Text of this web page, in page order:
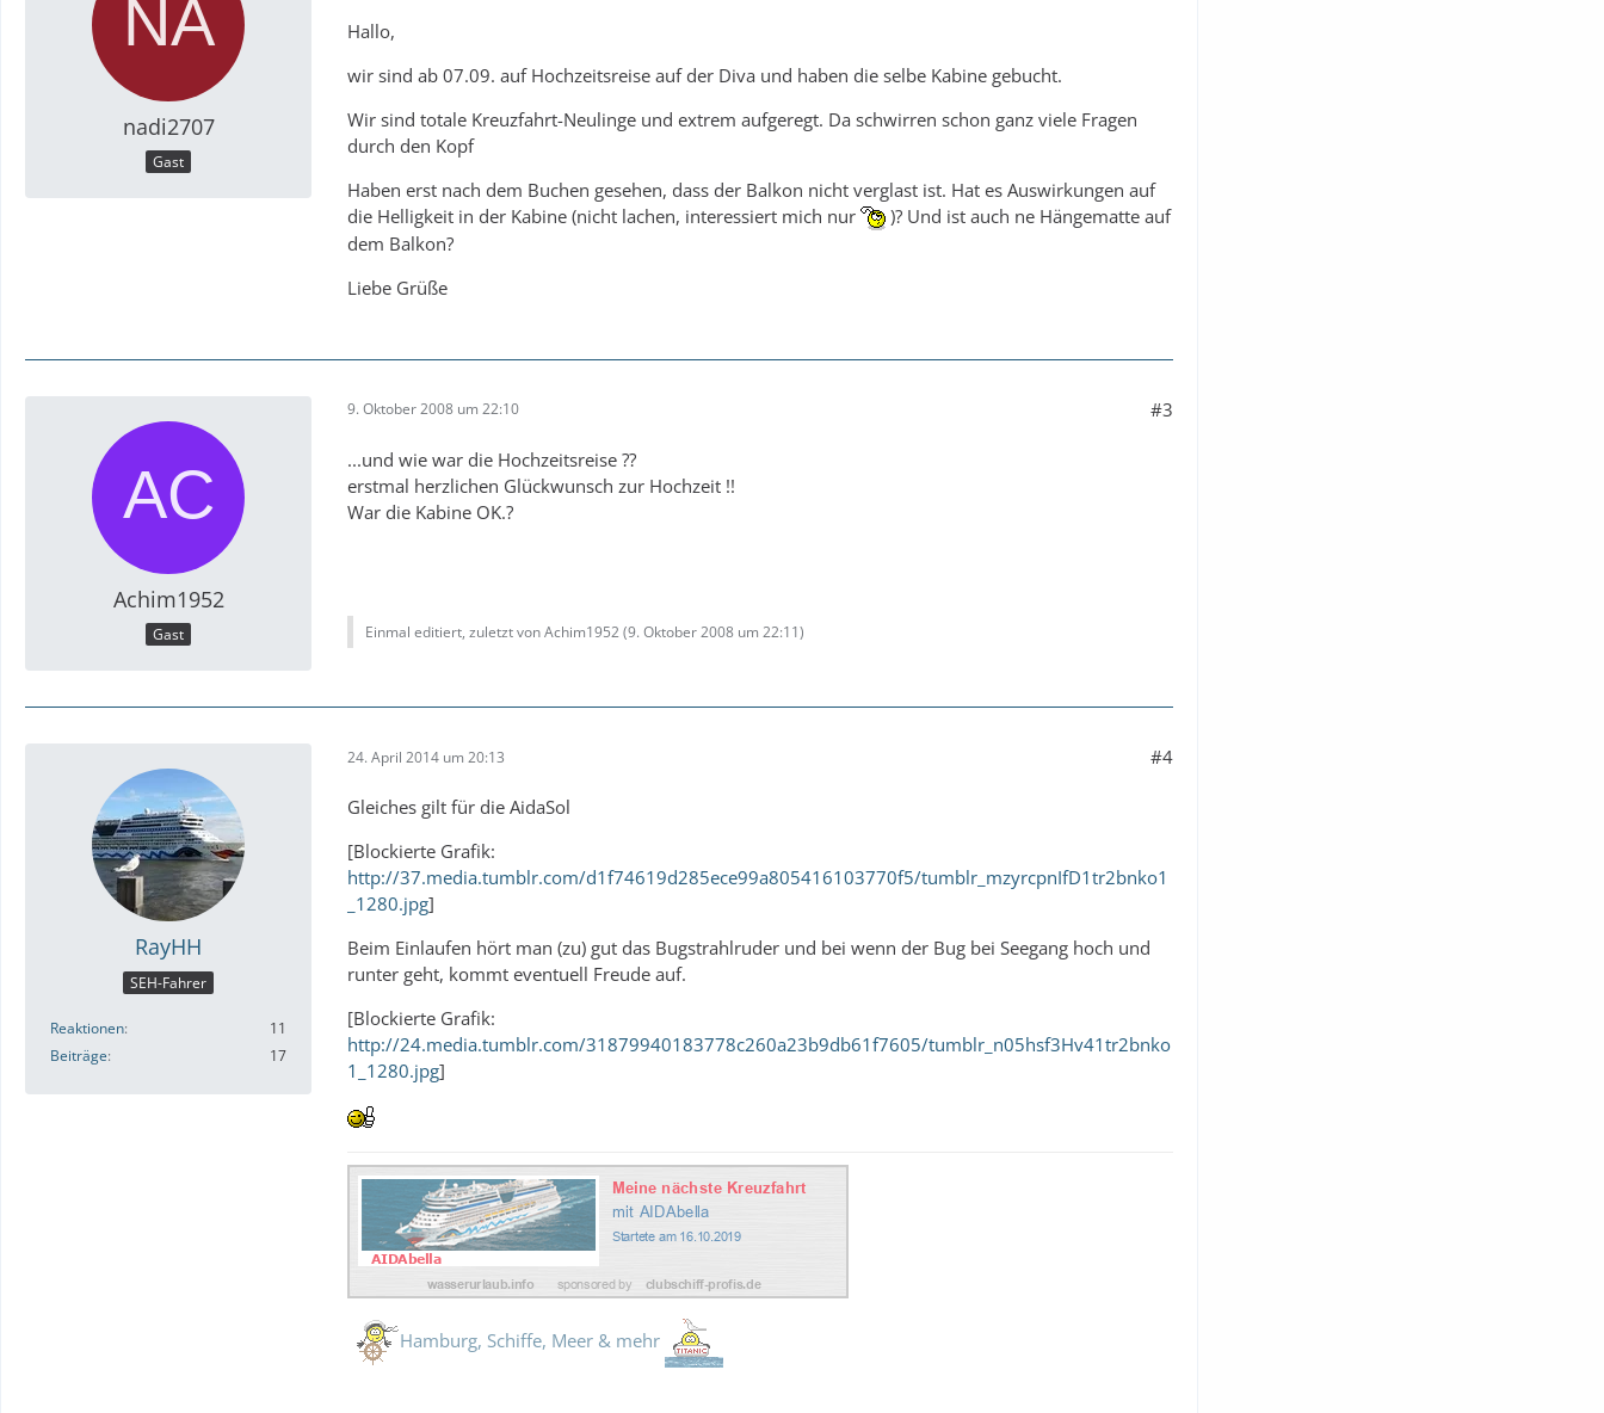
nadi2707
Gast
Hallo,
wir sind ab 07.09. auf Hochzeitsreise auf der Diva und haben die selbe Kabine gebucht.
Wir sind totale Kreuzfahrt-Neulinge und extrem aufgeregt. Da schwirren schon ganz viele Fragen
durch den Kopf
Haben erst nach dem Buchen gesehen, dass der Balkon nicht verglast ist. Hat es Auswirkungen auf
die Helligkeit in der Kabine (nicht lachen, interessiert mich nur
)? Und ist auch ne Hängematte auf
dem Balkon?
Liebe Grüße
Achim1952
Gast
9. Oktober 2008 um 22:10 #3
...und wie war die Hochzeitsreise ??
erstmal herzlichen Glückwunsch zur Hochzeit !!
War die Kabine OK.?
Einmal editiert, zuletzt von Achim1952 (9. Oktober 2008 um 22:11)
RayHH
SEH-Fahrer
Reaktionen
11
Beiträge
17
24. April 2014 um 20:13 #4
Gleiches gilt für die AidaSol
[Blockierte Grafik:
http://37.media.tumblr.com/d1f74619d285ece99a805416103770f5/tumblr_mzyrcpnIfD1tr2bnko1
_1280.jpg]
Beim Einlaufen hört man (zu) gut das Bugstrahlruder und bei wenn der Bug bei Seegang hoch und
runter geht, kommt eventuell Freude auf.
[Blockierte Grafik:
http://24.media.tumblr.com/31879940183778c260a23b9db61f7605/tumblr_n05hsf3Hv41tr2bnko
1_1280.jpg]
Hamburg, Schiffe, Meer & mehr